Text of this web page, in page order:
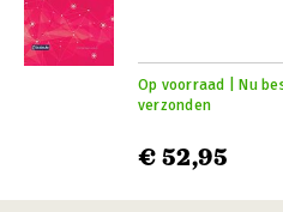
Op voorraad | Nu
verzonden
€ 52,95